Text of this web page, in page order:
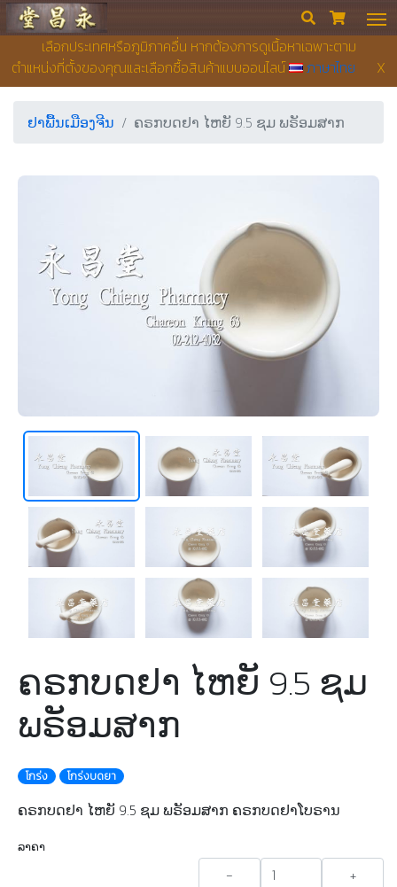
เลือกประเทศหรือภูมิภาคอื่น หากต้องการดูเนื้อหาเฉพาะตาม
ตำแหน่งที่ตั้งของคุณและเลือกซื้อสินค้าแบบออนไลน์
ภาษาไทย X
ຮ້ານຂາຍຢາ ຢງເຊີຍງຕຶ໊ງ  
ຢາພື້ນເມືອງຈີນ ຄຣກບດຢາ ໄຫຍັ 9.5 ຊມ ພຣັອມສາກ
ຄຣກບດຢາ ໄຫຍັ 9.5 ຊມ
ພຣັອມສາກ
โกร่ง โกร่งบดยา
ຄຣກບດຢາ ໄຫຍັ 9.5 ຊມ ພຣັອມສາກ ຄຣກບດຢາໂບຣານ
ລາຄາ
- +